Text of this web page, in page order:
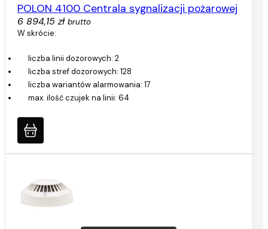
POLON 4100 Centrala sygnalizacji pożarowej
6 894,15 zł brutto
W skrócie:
liczba linii dozorowych: 2
liczba stref dozorowych: 128
liczba wariantów alarmowania: 17
max. ilość czujek na linii: 64